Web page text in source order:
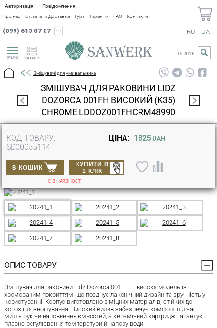
Авторизація
Повідомлення
Про нас
Оплата та Доставка Гурт Гарантія FAQ Контакти
(099) 613 07 07
КАТАЛОГ
RU UA
ПОШУК
Змішувачі для умивальника
ЗМІШУВАЧ ДЛЯ РАКОВИНИ LIDZ
DOZORCA 001FH ВИСОКИЙ (K35)
CHROME LDDOZ001FHCRM48990
КОД ТОВАРУ:
SD00055114
ЦІНА: 1825 UAH
В КОШИК
КУПИТИ В
1 КЛІК
Є В НАЯВНОСТІ
ОПИС ТОВАРУ
Змішувач для раковини Lidz Dozorca 001FH — висока модель із
хромованим покриттям, що поєднує лаконічний дизайн та зручність у
користуванні. Корпус виготовлено з міцних матеріалів, стійких до
корозії та зношування. Високий вилив забезпечує комфорт під час
миття рук чи наповнення ємностей, а керамічний картридж гарантує
плавне регулювання температури й напору води.